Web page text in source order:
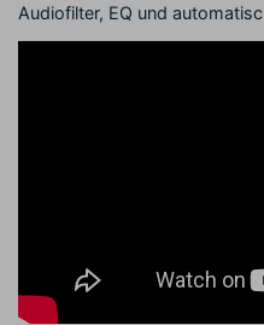
Audiofilter, EQ und